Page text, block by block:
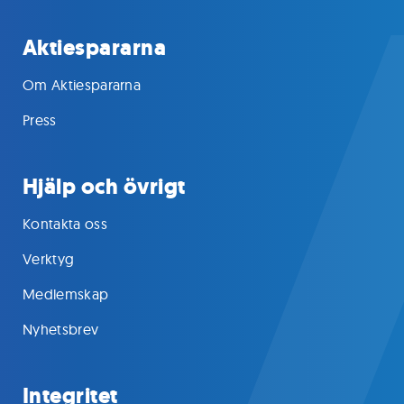
Aktiespararna
Om Aktiespararna
Press
Hjälp och övrigt
Kontakta oss
Verktyg
Medlemskap
Nyhetsbrev
Integritet